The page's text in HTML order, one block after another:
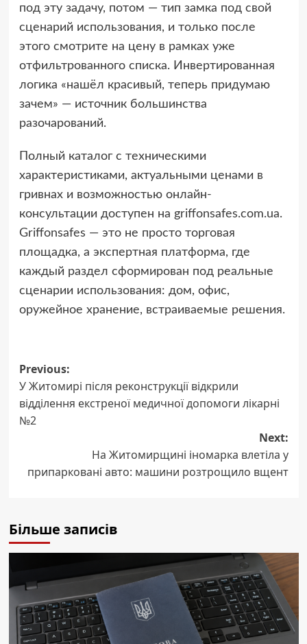
под эту задачу, потом — тип замка под свой
сценарий использования, и только после
этого смотрите на цену в рамках уже
отфильтрованного списка. Инвертированная
логика «нашёл красивый, теперь придумаю
зачем» — источник большинства
разочарований.
Полный каталог с техническими
характеристиками, актуальными ценами в
гривнах и возможностью онлайн-
консультации доступен на griffonsafes.com.ua.
Griffonsafes — это не просто торговая
площадка, а экспертная платформа, где
каждый раздел сформирован под реальные
сценарии использования: дом, офис,
оружейное хранение, встраиваемые решения.
Post
navigation
Previous:
У Житомирі після реконструкції відкрили
відділення екстреної медичної допомоги лікарні
№2
Next:
На Житомирщині іномарка влетіла у
припарковані авто: машини розтрощило вщент
Більше записів